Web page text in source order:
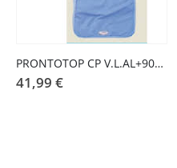
PRONTOTOP CP V.L.AL+900+R
41,99 €